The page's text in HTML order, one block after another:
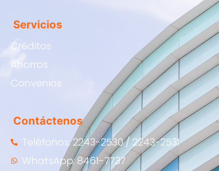
Servicios
Créditos
Ahorros
Convenios
Contáctenos
Teléfonos: 2243-2530 / 2243-2531
WhatsApp: 8461-7737